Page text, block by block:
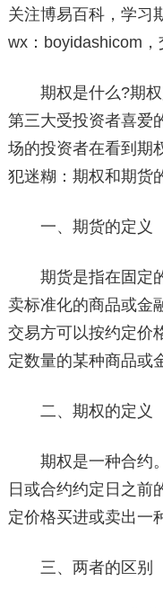
关注博易百科，学习
wx：boyidashicom
期权是什么?期权
第三大受投资者喜爱
场的投资者在看到期
犯迷糊：期权和期货
一、期货的定义
期货是指在固定的
卖标准化的商品或金
交易方可以按约定价
定数量的某种商品或
二、期权的定义
期权是一种合约。
日或合约约定日之前
定价格买进或卖出一
三、两者的区别